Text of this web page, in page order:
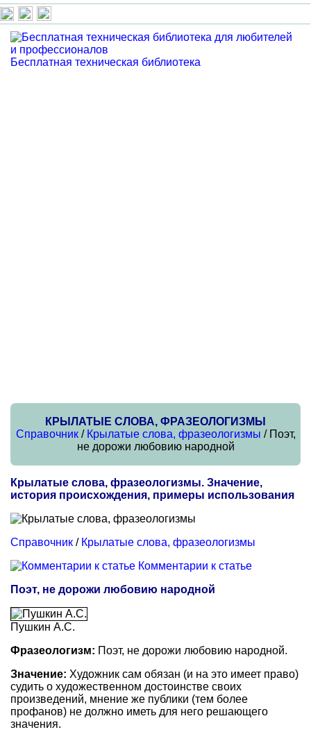
Бесплатная техническая библиотека
КРЫЛАТЫЕ СЛОВА, ФРАЗЕОЛОГИЗМЫ
Справочник/ Крылатые слова, фразеологизмы / Поэт,
не дорожи любовию народной
Крылатые слова, фразеологизмы. Значение,
история происхождения, примеры использования
Справочник / Крылатые слова, фразеологизмы
Комментарии к статье
Поэт, не дорожи любовию народной
Пушкин А.С.
Фразеологизм: Поэт, не дорожи любовию народной.
Значение: Художник сам обязан (и на это имеет право)
судить о художественном достоинстве своих
произведений, мнение же публики (тем более
профанов) не должно иметь для него решающего
значения.